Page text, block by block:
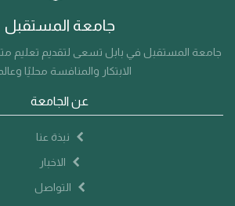
جامعة المستقبل
جامعة المستقبل في بابل تسعى لتقديم تعليم
الابتكار والمنافسة محليًا
عن الجامعة
نبذة عنا
الاخبار
التواصل